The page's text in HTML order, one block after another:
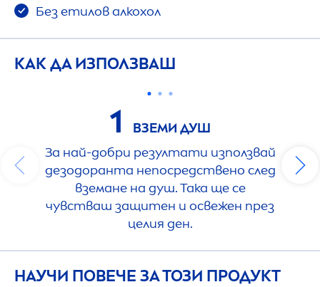
Без етилов алкохол
КАК ДА ИЗПОЛЗВАШ
1
ВЗЕМИ ДУШ
За най-добри резултати използвай
дезодоранта непосредствено след
вземане на душ. Така ще се
чувстваш защитен и освежен през
целия ден.
НАУЧИ ПОВЕЧЕ ЗА ТОЗИ ПРОДУКТ